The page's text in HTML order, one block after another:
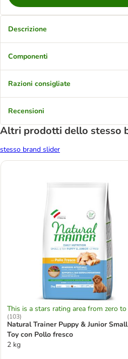
Descrizione
Componenti
Razioni consigliate
Recensioni
Altri prodotti dello stesso
stesso brand slider
This is a stars rating area from zero
(103)
Natural Trainer Puppy & Junior
Toy con Pollo fresco
2 kg